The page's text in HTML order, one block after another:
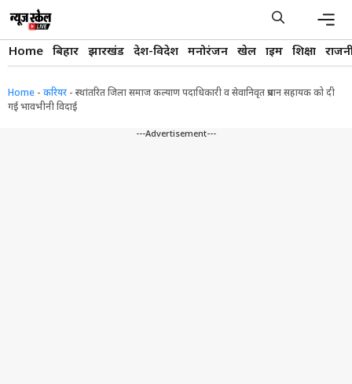
content
Home बिहार झारखंड देश-विदेश मनोरंजन खेल क्राइम शिक्षा
Home - करियर - स्थांतरित जिला समाज कल्याण पदाधिकारी व सेवानिवृत प्रधान सहायक को दी
गई भावभीनी विदाई
---Advertisement---